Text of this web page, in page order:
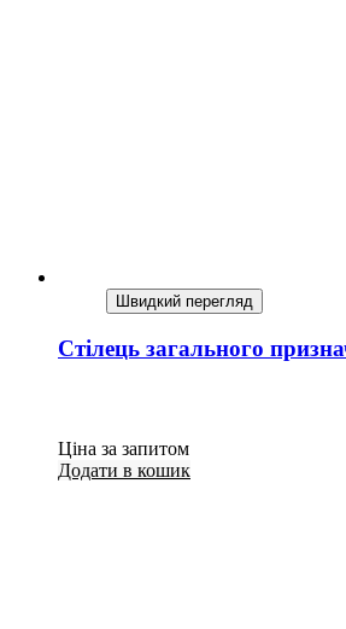
Швидкий перегляд
Стілець загального
Ціна за запитом
Додати в кошик